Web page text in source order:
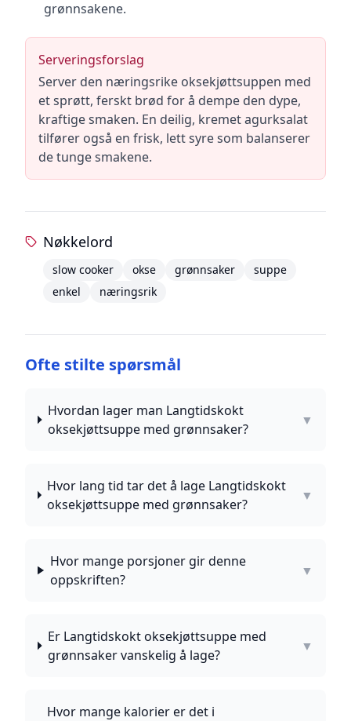
grønnsakene.
Serveringsforslag
Server den næringsrike oksekjøttsuppen med
et sprøtt, ferskt brød for å dempe den dype,
kraftige smaken. En deilig, kremet agurksalat
tilfører også en frisk, lett syre som balanserer
de tunge smakene.
Nøkkelord
slow cooker okse grønnsaker
suppe
enkel
næringsrik
Ofte stilte spørsmål
Hvordan lager man Langtidskokt
oksekjøttsuppe med grønnsaker?
▼
Hvor lang tid tar det å lage Langtidskokt
oksekjøttsuppe med grønnsaker?
▼
Hvor mange porsjoner gir denne
oppskriften?
▼
Er Langtidskokt oksekjøttsuppe med
grønnsaker vanskelig å lage?
▼
Hvor mange kalorier er det i